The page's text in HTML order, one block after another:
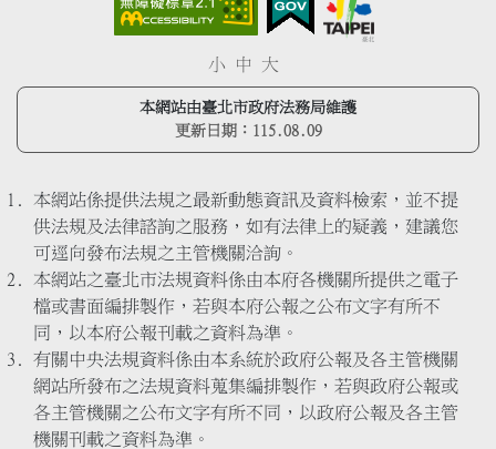
小 中 大
本網站由臺北市政府法務局維護
更新日期： 115.08.09
本網站係提供法規之最新動態資訊及資料檢索，並不提
供法規及法律諮詢之服務，如有法律上的疑義，建議您
可逕向發布法規之主管機關洽詢。
本網站之臺北市法規資料係由本府各機關所提供之電子
檔或書面編排製作，若與本府公報之公布文字有所不
同，以本府公報刊載之資料為準。
有關中央法規資料係由本系統於政府公報及各主管機關
網站所發布之法規資料蒐集編排製作，若與政府公報或
各主管機關之公布文字有所不同，以政府公報及各主管
機關刊載之資料為準。